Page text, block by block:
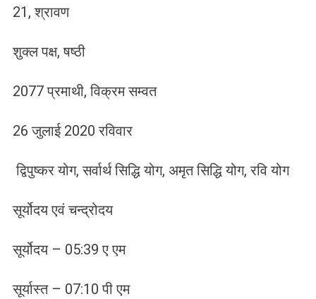
21, श्रावण
शुक्ल पक्ष, षष्ठी
2077 प्रमाथी, विक्रम सम्वत
26 जुलाई 2020 रविवार
द्विपुष्कर योग, सर्वार्थ सिद्धि योग, अमृत सिद्धि योग, रवि योग
सूर्योदय एवं चन्द्रोदय
सूर्योदय – 05:39 ए एम
सूर्यास्त – 07:10 पी एम